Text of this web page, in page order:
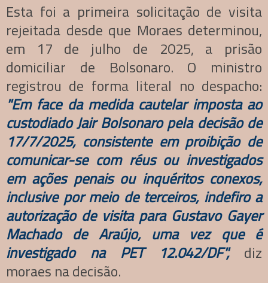
Esta foi a primeira solicitação de visita
rejeitada desde que Moraes determinou,
em 17 de julho de 2025, a prisão
domiciliar de Bolsonaro. O ministro
registrou de forma literal no despacho:
"Em face da medida cautelar imposta ao
custodiado Jair Bolsonaro pela decisão de
17/7/2025, consistente em proibição de
comunicar-se com réus ou investigados
em ações penais ou inquéritos conexos,
inclusive por meio de terceiros, indefiro a
autorização de visita para Gustavo Gayer
Machado de Araújo, uma vez que é
investigado na PET 12.042/DF",diz
moraes na decisão.